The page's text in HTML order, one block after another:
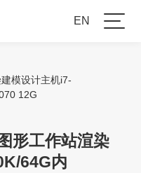
EN
模设计主机i7-
12G
形工作站渲染
64G内